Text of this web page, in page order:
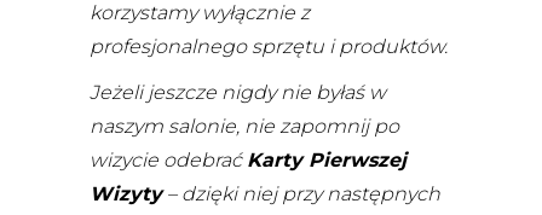
korzystamy wyłącznie z
profesjonalnego sprzętu i produktów.
Jeżeli jeszcze nigdy nie byłaś w
naszym salonie, nie zapomnij po
wizycie odebrać Karty Pierwszej
Wizyty– dzięki niej przy następnych